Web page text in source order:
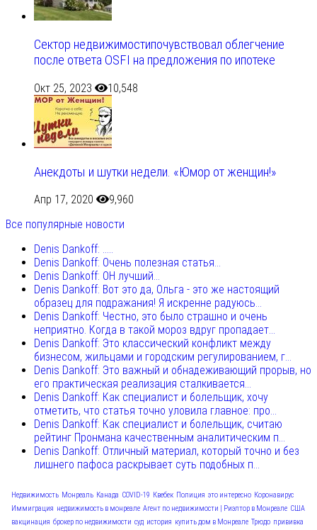
Сектор недвижимостипочувствовал облегчение
после ответа OSFI на предложения по ипотеке
Окт 25, 2023 10,548
Анекдоты и шутки недели. «Юмор от женщин!»
Апр 17, 2020
9,960
Все популярные новости
Denis Dankoff: .....
Denis Dankoff: Очень полезная статья...
Denis Dankoff: ОН лучший...
Denis Dankoff: Вот это да, Ольга - это же настоящий
образец для подражания! Я искренне радуюсь...
Denis Dankoff: Честно, это было страшно и очень
неприятно. Когда в такой мороз вдруг пропадает...
Denis Dankoff: Это классический конфликт между
бизнесом, жильцами и городским регулированием, г...
Denis Dankoff: Это важный и обнадеживающий прорыв, но
его практическая реализация сталкивается...
Denis Dankoff: Как специалист и болельщик, хочу
отметить, что статья точно уловила главное: про...
Denis Dankoff: Как специалист и болельщик, считаю
рейтинг Пронмана качественным аналитическим п...
Denis Dankoff: Отличный материал, который точно и без
лишнего пафоса раскрывает суть подобных п...
Недвижимость Монреаль Канада COVID-19 Квебек Полиция это интересно Коронавирус
Иммиграция недвижимость в монреале Агент по недвижимости | Риэлтор в Монреале США
вакцинация брокер по недвижимости суд история купить дом в Монреале Трюдо прививка